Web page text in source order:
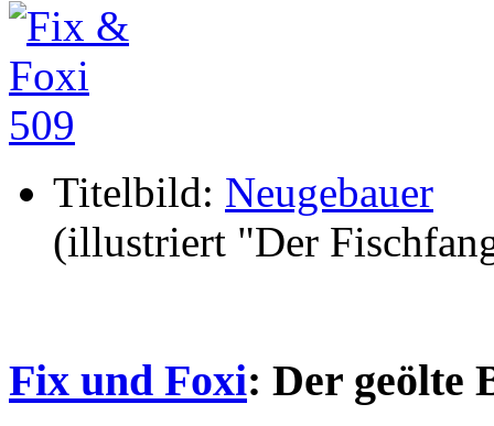
Titelbild: Neugebauer
(illustriert "Der
Fix und Foxi: Der geölte